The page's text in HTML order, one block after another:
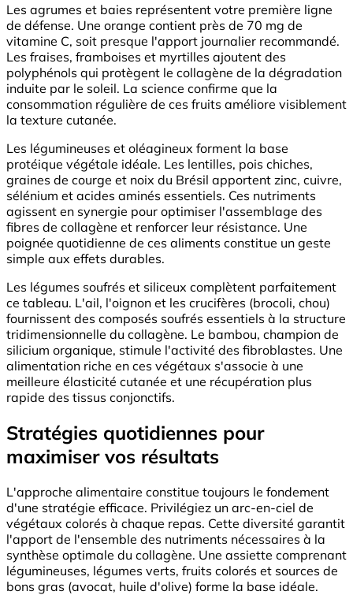
Les agrumes et baies représentent votre première ligne
de défense. Une orange contient près de 70 mg de
vitamine C, soit presque l'apport journalier recommandé.
Les fraises, framboises et myrtilles ajoutent des
polyphénols qui protègent le collagène de la dégradation
induite par le soleil. La science confirme que la
consommation régulière de ces fruits améliore visiblement
la texture cutanée.
Les légumineuses et oléagineux forment la base
protéique végétale idéale. Les lentilles, pois chiches,
graines de courge et noix du Brésil apportent zinc, cuivre,
sélénium et acides aminés essentiels. Ces nutriments
agissent en synergie pour optimiser l'assemblage des
fibres de collagène et renforcer leur résistance. Une
poignée quotidienne de ces aliments constitue un geste
simple aux effets durables.
Les légumes soufrés et siliceux complètent parfaitement
ce tableau. L'ail, l'oignon et les crucifères (brocoli, chou)
fournissent des composés soufrés essentiels à la structure
tridimensionnelle du collagène. Le bambou, champion de
silicium organique, stimule l'activité des fibroblastes. Une
alimentation riche en ces végétaux s'associe à une
meilleure élasticité cutanée et une récupération plus
rapide des tissus conjonctifs.
Stratégies quotidiennes pour
maximiser vos résultats
L'approche alimentaire constitue toujours le fondement
d'une stratégie efficace. Privilégiez un arc-en-ciel de
végétaux colorés à chaque repas. Cette diversité garantit
l'apport de l'ensemble des nutriments nécessaires à la
synthèse optimale du collagène. Une assiette comprenant
légumineuses, légumes verts, fruits colorés et sources de
bons gras (avocat, huile d'olive) forme la base idéale.